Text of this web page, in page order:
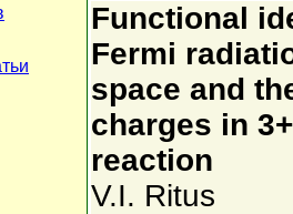
Functional
Fermi
space and
charges in
reaction
V.I. Ritus